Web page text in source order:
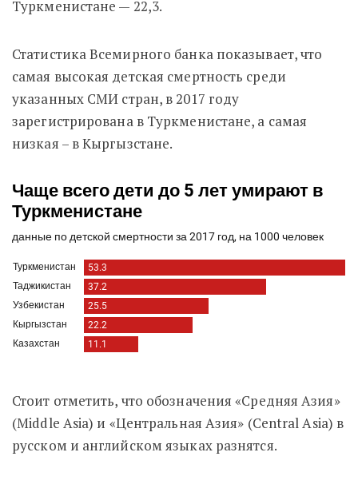
Туркменистане — 22,3.
Статистика Всемирного банка показывает, что
самая высокая детская смертность среди
указанных СМИ стран, в 2017 году
зарегистрирована в Туркменистане, а самая
низкая – в Кыргызстане.
Стоит отметить, что обозначения «Средняя Азия»
(Middle Asia) и «Центральная Азия» (Central Asia) в
русском и английском языках разнятся.